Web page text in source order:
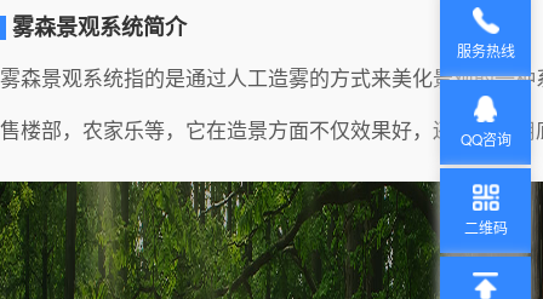
雾森景观系统简介
雾森景观系统指的是通过人工造雾的方式来美化景观的一
售楼部，农家乐等，它在造景方面不仅效果好，还具有费
服务热线
QQ咨询
二维码